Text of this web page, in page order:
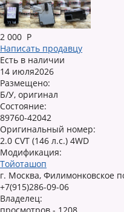
2 000 Р
Написать продавцу
Есть в наличии
14 июля2026
Размещено:
Б/У, оригинал
Состояние:
89760-42042
Оригинальный номер:
2.0 CVT (146 л.с.) 4WD
Модификация:
Тойоташоп
г. Москва, Филимонковское
+7(915)286-09-06
Владелец:
просмотров - 1208